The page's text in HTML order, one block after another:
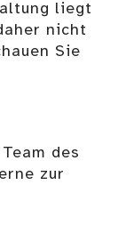
liegt
nicht
Sie
des
zur